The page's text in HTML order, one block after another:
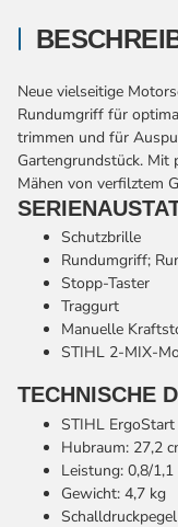
Neue vielseitige
Rundumgriff für
trimmen und für
Gartengrundstück. Mit
Mähen von verfilztem
Schutzbrille
Rundumgriff;
Stopp-Taster
Traggurt
Manuelle
STIHL 2-MIX-
TECHNISCHE
STIHL ErgoStart
Hubraum: 27,2
Leistung: 0,8/
Gewicht: 4,7 kg